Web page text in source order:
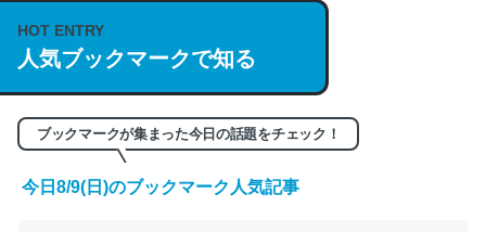
https://isobe324649.hatenablog.com/entry/2023/03/27
/064121
HOT ENTRY
人気ブックマークで知る
ブックマークが集まった今日の話題をチェック！
今日8/9(日)のブックマーク人気記事